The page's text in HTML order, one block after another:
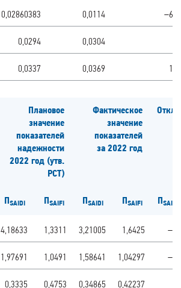
0,02860383 0,0114 –60
0,0294 0,0304
0,0337 0,0369 10
Плановое
значение
показателей
надежности
2022 год (утв.
РСТ)
Фактическое
значение
показателей
за 2022 год
П SAIDI П SAIFI П SAIDI П SAIFI П SAIDI
4,18633 1,3311 3,21005 1,6425 –23
1,97691 1,0491 1,58641 1,04297 –20
0,3335 0,4753 0,34865 0,42237